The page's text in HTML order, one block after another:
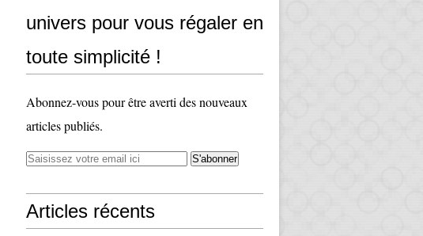
univers pour vous régaler en
toute simplicité !
Abonnez-vous pour être averti des nouveaux
articles publiés.
Articles récents